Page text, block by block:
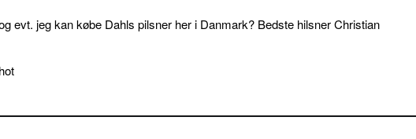
evt. jeg kan købe Dahls pilsner her i Danmark? Bedste hilsner Christian